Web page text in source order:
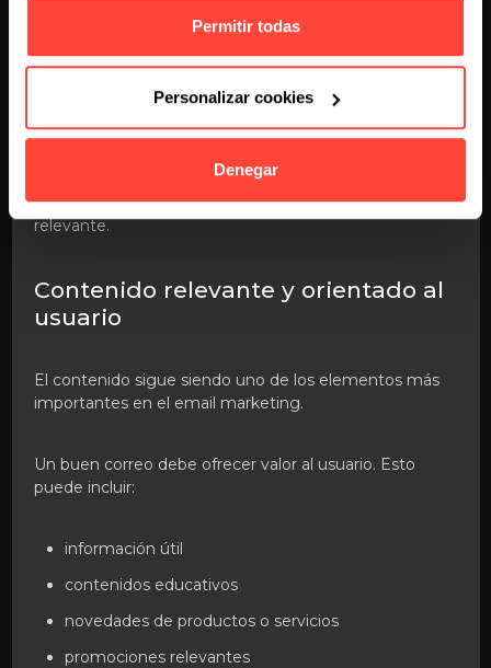
Permitir todas
Personalizar cookies
Denegar
Estas automatizaciones permiten mantener el
contacto con los usuarios de forma constante y
relevante.
Contenido relevante y orientado al
usuario
El contenido sigue siendo uno de los elementos más
importantes en el email marketing.
Un buen correo debe ofrecer valor al usuario. Esto
puede incluir:
información útil
contenidos educativos
novedades de productos o servicios
promociones relevantes